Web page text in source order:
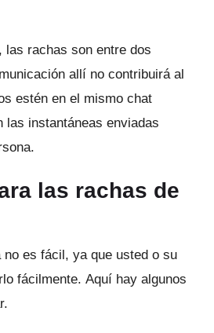
las rachas son entre dos
allí no contribuirá al
estén en el mismo chat
las instantáneas enviadas
las rachas de
no es fácil, ya que usted o su
fácilmente. Aquí hay algunos